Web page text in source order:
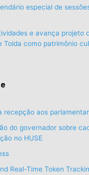
especial de
e avança projeto
Tolda como patrimônio
recepção aos
do governador sobre
no HUSE
Real-Time Token